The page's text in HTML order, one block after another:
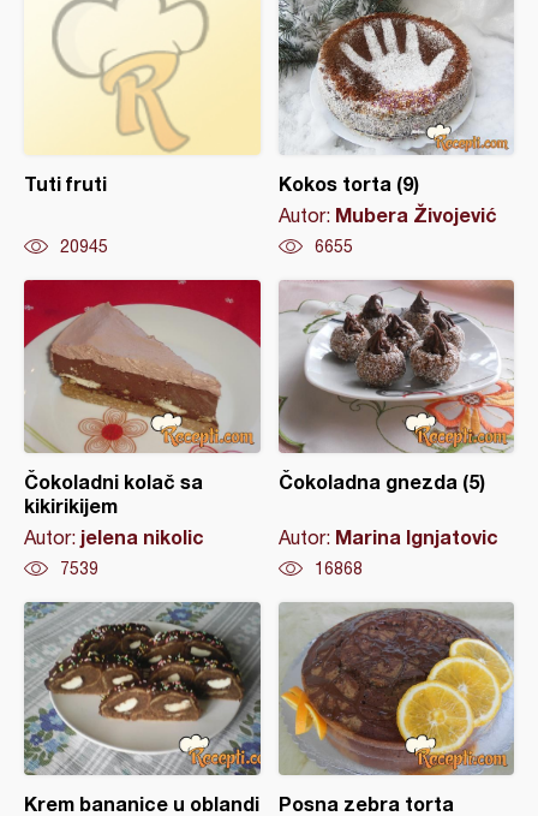
Tuti fruti
20945
Kokos torta (9)
Autor: Mubera Živojević
6655
Čokoladni kolač sa
kikirikijem
Autor: jelena nikolic
7539
Čokoladna gnezda (5)
Autor: Marina Ignjatovic
16868
Krem bananice u oblandi Posna zebra torta